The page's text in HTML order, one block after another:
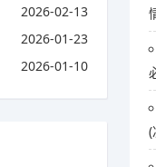
2026-02-13
2026-01-23
2026-01-10
(